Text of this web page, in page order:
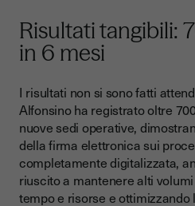
Risultati tangibili:
in 6 mesi
I risultati non si sono fatti
Alfonsino ha registrato oltre
nuove sedi operative,
della firma elettronica sui
completamente digitalizzata,
riuscito a mantenere alti
tempo e risorse e ottimizzando